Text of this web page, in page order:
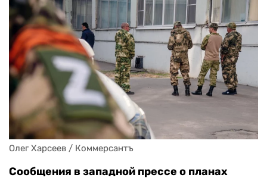
Олег Харсеев / Коммерсантъ
Сообщения в западной прессе о планах